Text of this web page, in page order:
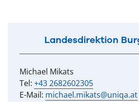
Landesdirektion
Michael Mikats
Tel: +43 2682602305
E-Mail: michael.mikats@uniqa.at